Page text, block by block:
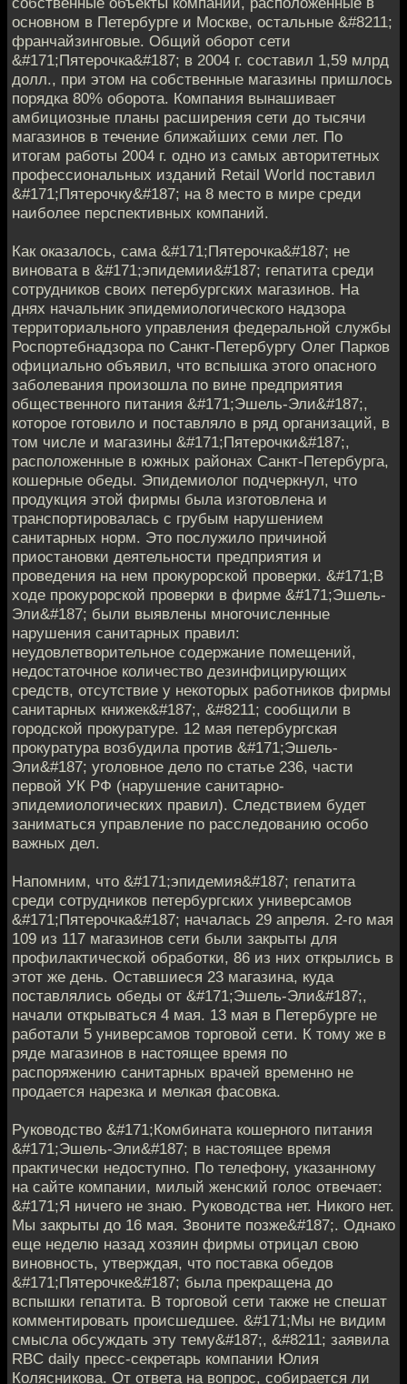
основном в Петербурге и Москве, остальные &#8211;
франчайзинговые. Общий оборот сети
&#171;Пятерочка&#187; в 2004 г. составил 1,59 млрд
долл., при этом на собственные магазины пришлось
порядка 80% оборота. Компания вынашивает
амбициозные планы расширения сети до тысячи
магазинов в течение ближайших семи лет. По
итогам работы 2004 г. одно из самых авторитетных
профессиональных изданий Retail World поставил
&#171;Пятерочку&#187; на 8 место в мире среди
наиболее перспективных компаний.
Как оказалось, сама &#171;Пятерочка&#187; не
виновата в &#171;эпидемии&#187; гепатита среди
сотрудников своих петербургских магазинов. На
днях начальник эпидемиологического надзора
территориального управления федеральной службы
Роспортебнадзора по Санкт-Петербургу Олег Парков
официально объявил, что вспышка этого опасного
заболевания произошла по вине предприятия
общественного питания &#171;Эшель-Эли&#187;,
которое готовило и поставляло в ряд организаций, в
том числе и магазины &#171;Пятерочки&#187;,
расположенные в южных районах Санкт-Петербурга,
кошерные обеды. Эпидемиолог подчеркнул, что
продукция этой фирмы была изготовлена и
транспортировалась с грубым нарушением
санитарных норм. Это послужило причиной
приостановки деятельности предприятия и
проведения на нем прокурорской проверки. &#171;В
ходе прокурорской проверки в фирме &#171;Эшель-
Эли&#187; были выявлены многочисленные
нарушения санитарных правил:
неудовлетворительное содержание помещений,
недостаточное количество дезинфицирующих
средств, отсутствие у некоторых работников фирмы
санитарных книжек&#187;, &#8211; сообщили в
городской прокуратуре. 12 мая петербургская
прокуратура возбудила против &#171;Эшель-
Эли&#187; уголовное дело по статье 236, части
первой УК РФ (нарушение санитарно-
эпидемиологических правил). Следствием будет
заниматься управление по расследованию особо
важных дел.
Напомним, что &#171;эпидемия&#187; гепатита
среди сотрудников петербургских универсамов
&#171;Пятерочка&#187; началась 29 апреля. 2-го мая
109 из 117 магазинов сети были закрыты для
профилактической обработки, 86 из них открылись в
этот же день. Оставшиеся 23 магазина, куда
поставлялись обеды от &#171;Эшель-Эли&#187;,
начали открываться 4 мая. 13 мая в Петербурге не
работали 5 универсамов торговой сети. К тому же в
ряде магазинов в настоящее время по
распоряжению санитарных врачей временно не
продается нарезка и мелкая фасовка.
Руководство &#171;Комбината кошерного питания
&#171;Эшель-Эли&#187; в настоящее время
практически недоступно. По телефону, указанному
на сайте компании, милый женский голос отвечает:
&#171;Я ничего не знаю. Руководства нет. Никого нет.
Мы закрыты до 16 мая. Звоните позже&#187;. Однако
еще неделю назад хозяин фирмы отрицал свою
виновность, утверждая, что поставка обедов
&#171;Пятерочке&#187; была прекращена до
вспышки гепатита. В торговой сети также не спешат
комментировать происшедшее. &#171;Мы не видим
смысла обсуждать эту тему&#187;, &#8211; заявила
RBC daily пресс-секретарь компании Юлия
Колясникова. От ответа на вопрос, собирается ли